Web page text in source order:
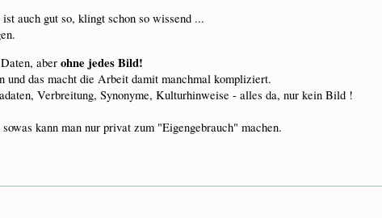
auch gut so, klingt schon so wissend ...
aberohne jedes Bild!
das macht die Arbeit damit manchmal kompliziert.
Verbreitung, Synonyme, Kulturhinweise - alles da, nur kein Bild !
kann man nur privat zum "Eigengebrauch" machen.